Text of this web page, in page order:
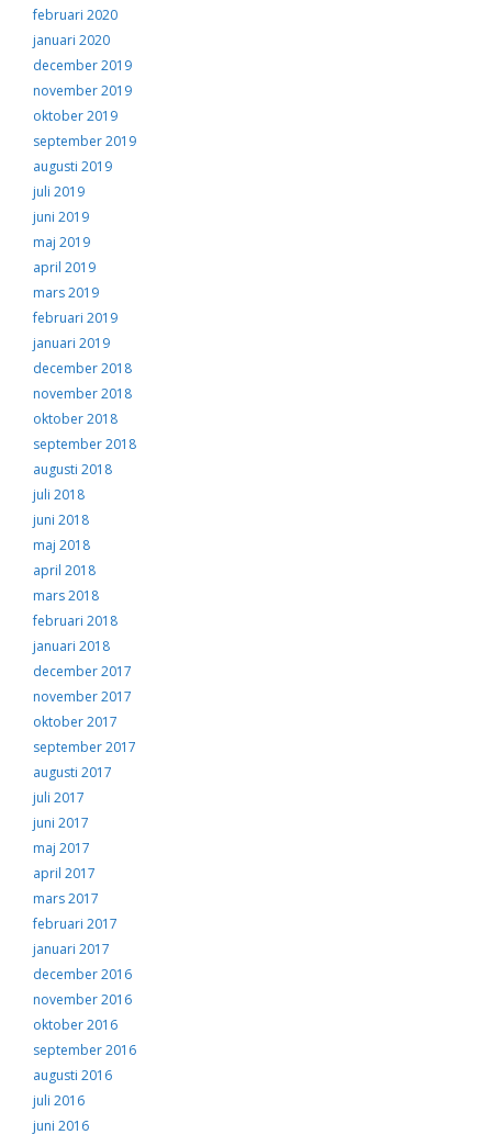
februari 2020
januari 2020
december 2019
november 2019
oktober 2019
september 2019
augusti 2019
juli 2019
juni 2019
maj 2019
april 2019
mars 2019
februari 2019
januari 2019
december 2018
november 2018
oktober 2018
september 2018
augusti 2018
juli 2018
juni 2018
maj 2018
april 2018
mars 2018
februari 2018
januari 2018
december 2017
november 2017
oktober 2017
september 2017
augusti 2017
juli 2017
juni 2017
maj 2017
april 2017
mars 2017
februari 2017
januari 2017
december 2016
november 2016
oktober 2016
september 2016
augusti 2016
juli 2016
juni 2016